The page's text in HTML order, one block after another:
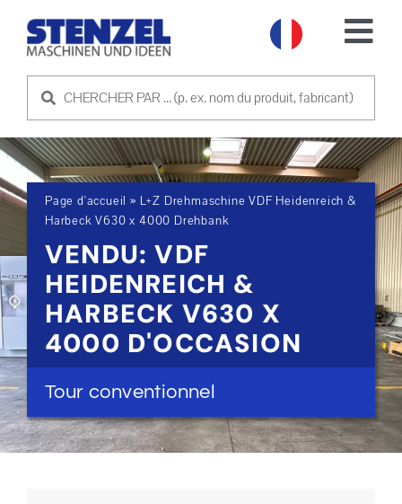
MACHINES D'OCCASION
VENDRE UNE MACHINE
SERVICE
SOCIÉTÉ
PRENDRE CONTACT
Page d'accueil » L+Z Drehmaschine VDF Heidenreich &
Harbeck V630 x 4000 Drehbank
VENDU: VDF
HEIDENREICH &
HARBECK V630 X
4000 D'OCCASION
Tour conventionnel